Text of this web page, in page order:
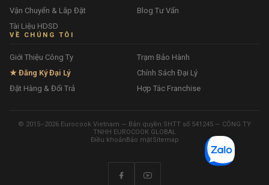
Vận Chuyển & Lắp Đặt
Blog Tư Vấn
Tài Liệu HDSD
VỀ CHÚNG TÔI
Giới Thiệu Công Ty
Trạm Bảo Hành
★ Đăng Ký Đại Lý
Chính Sách Đại Lý
Đặt Hàng & Đổi Trả
Hợp Tác Franchise
© 2015–2026 Eurocook Vietnam — Bản quyền SHTT số 541245 — CÔNG TY
TNHH EUROCOOK GLOBAL
Điều khoảnBảo mậtSitemap